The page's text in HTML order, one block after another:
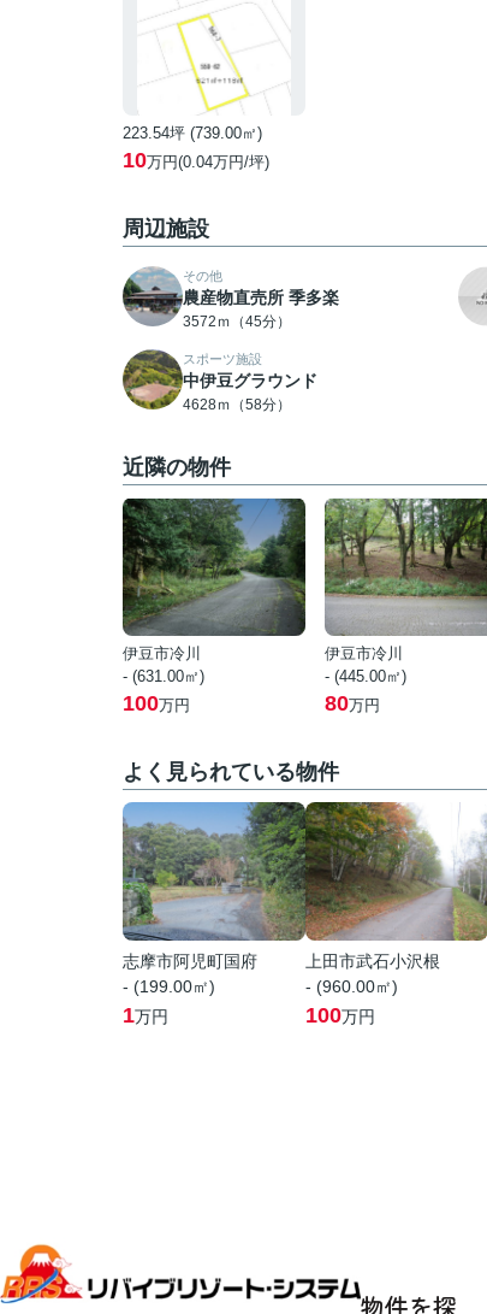
223.54坪 (739.00㎡)
10万円(0.04万円/坪)
周辺施設
その他
農産物直売所 季多楽
3572ｍ（45分）
スポーツ施設
中伊豆グラウンド
4628ｍ（58分）
近隣の物件
伊豆市冷川
- (631.00㎡)
100万円
伊豆市冷川
- (445.00㎡)
80万円
よく見られている物件
志摩市阿児町国府
- (199.00㎡)
1万円
上田市武石小沢根
- (960.00㎡)
100万円
物件を探